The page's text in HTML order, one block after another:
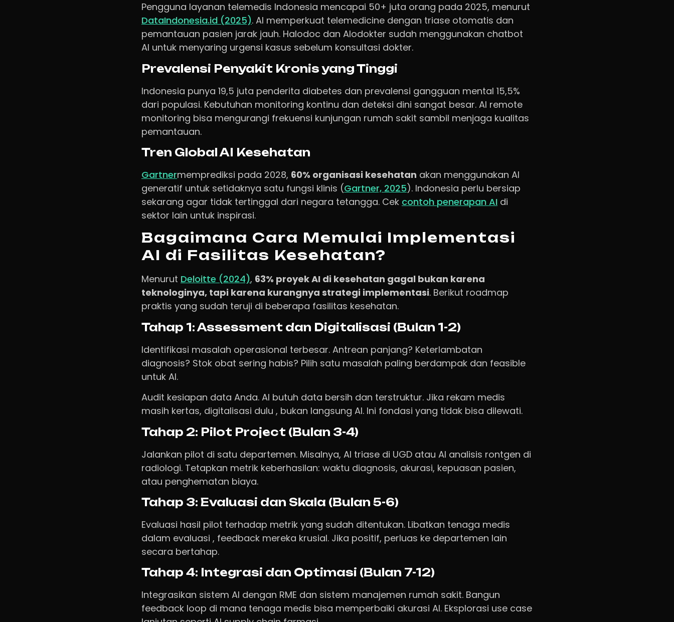
Pengguna layanan telemedis Indonesia mencapai 50+ juta orang pada 2025, menurut
DataIndonesia.id (2025). AI memperkuat telemedicine dengan triase otomatis dan
pemantauan pasien jarak jauh. Halodoc dan Alodokter sudah menggunakan chatbot
AI untuk menyaring urgensi kasus sebelum konsultasi dokter.
Prevalensi Penyakit Kronis yang Tinggi
Indonesia punya 19,5 juta penderita diabetes dan prevalensi gangguan mental 15,5%
dari populasi. Kebutuhan monitoring kontinu dan deteksi dini sangat besar. AI remote
monitoring bisa mengurangi frekuensi kunjungan rumah sakit sambil menjaga kualitas
pemantauan.
Tren Global AI Kesehatan
Gartnermemprediksi pada 2028, 60% organisasi kesehatan akan menggunakan AI
generatif untuk setidaknya satu fungsi klinis (Gartner, 2025). Indonesia perlu bersiap
sekarang agar tidak tertinggal dari negara tetangga. Cek contoh penerapan AI di
sektor lain untuk inspirasi.
Bagaimana Cara Memulai Implementasi
AI di Fasilitas Kesehatan?
Menurut Deloitte (2024), 63% proyek AI di kesehatan gagal bukan karena
teknologinya, tapi karena kurangnya strategi implementasi. Berikut roadmap
praktis yang sudah teruji di beberapa fasilitas kesehatan.
Tahap 1: Assessment dan Digitalisasi (Bulan 1-2)
Identifikasi masalah operasional terbesar. Antrean panjang? Keterlambatan
diagnosis? Stok obat sering habis? Pilih satu masalah paling berdampak dan feasible
untuk AI.
Audit kesiapan data Anda. AI butuh data bersih dan terstruktur. Jika rekam medis
masih kertas, digitalisasi dulu , bukan langsung AI. Ini fondasi yang tidak bisa dilewati.
Tahap 2: Pilot Project (Bulan 3-4)
Jalankan pilot di satu departemen. Misalnya, AI triase di UGD atau AI analisis rontgen di
radiologi. Tetapkan metrik keberhasilan: waktu diagnosis, akurasi, kepuasan pasien,
atau penghematan biaya.
Tahap 3: Evaluasi dan Skala (Bulan 5-6)
Evaluasi hasil pilot terhadap metrik yang sudah ditentukan. Libatkan tenaga medis
dalam evaluasi , feedback mereka krusial. Jika positif, perluas ke departemen lain
secara bertahap.
Tahap 4: Integrasi dan Optimasi (Bulan 7-12)
Integrasikan sistem AI dengan RME dan sistem manajemen rumah sakit. Bangun
feedback loop di mana tenaga medis bisa memperbaiki akurasi AI. Eksplorasi use case